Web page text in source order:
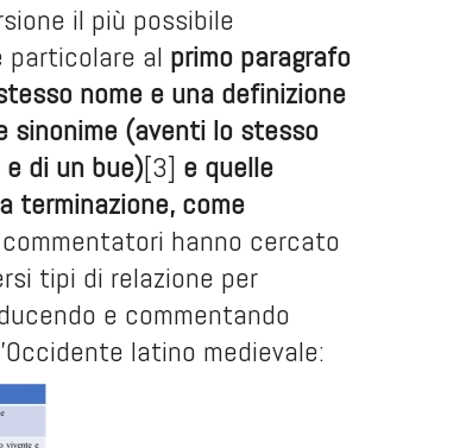
il più possibile
particolare al primo paragrafo
nome e una definizione
sinonime (aventi lo stesso
di un bue)[3] e quelle
terminazione, come
hanno cercato
tipi di relazione per
e commentando
latino medievale: